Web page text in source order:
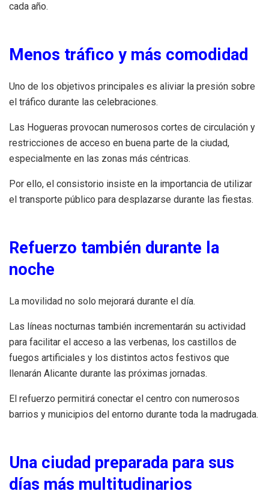
cada año.
Menos tráfico y más comodidad
Uno de los objetivos principales es aliviar la presión sobre
el tráfico durante las celebraciones.
Las Hogueras provocan numerosos cortes de circulación y
restricciones de acceso en buena parte de la ciudad,
especialmente en las zonas más céntricas.
Por ello, el consistorio insiste en la importancia de utilizar
el transporte público para desplazarse durante las fiestas.
Refuerzo también durante la
noche
La movilidad no solo mejorará durante el día.
Las líneas nocturnas también incrementarán su actividad
para facilitar el acceso a las verbenas, los castillos de
fuegos artificiales y los distintos actos festivos que
llenarán Alicante durante las próximas jornadas.
El refuerzo permitirá conectar el centro con numerosos
barrios y municipios del entorno durante toda la madrugada.
Una ciudad preparada para sus
días más multitudinarios